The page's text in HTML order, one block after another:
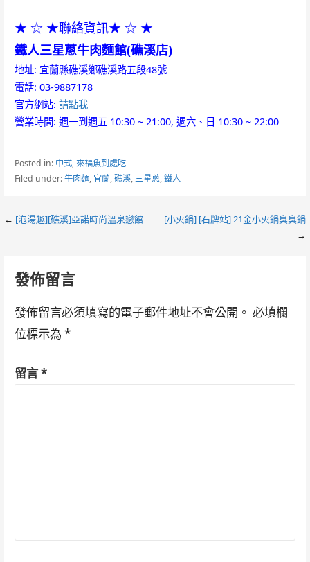
★ ☆ ★聯絡資訊★ ☆ ★
鐵人三星蔥牛肉麵館(礁溪店)
地址: 宜蘭縣礁溪鄉礁溪路五段48號
電話: 03-9887178
官方網站: 請點我
營業時間: 週一到週五 10:30 ~ 21:00, 週六、日 10:30 ~ 22:00
Posted in: 中式,來福魚到處吃
Filed under:牛肉麵, 宜蘭,礁溪,三星蔥,鐵人
Post
← [泡湯趣][礁溪]亞諾時尚溫泉戀館
[小火鍋] [石牌站] 21金小火鍋臭臭鍋
→
發佈留言
發佈留言必須填寫的電子郵件地址不會公開。 必填欄
位標示為 *
留言*